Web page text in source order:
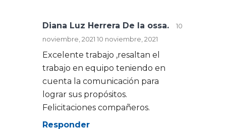
Diana Luz Herrera De la ossa.
10
noviembre, 2021 10 noviembre, 2021
Excelente trabajo ,resaltan el
trabajo en equipo teniendo en
cuenta la comunicación para
lograr sus propósitos.
Felicitaciones compañeros.
Responder